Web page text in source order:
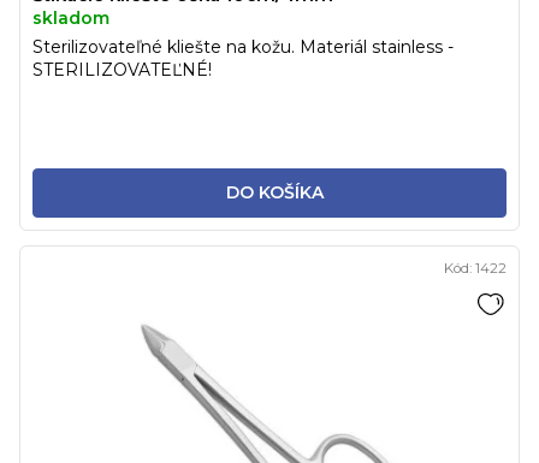
skladom
DO KOŠÍKA
Sterilizovateľné kliešte na kožu. Materiál stainless -
STERILIZOVATEĽNÉ!
Kód: 1422